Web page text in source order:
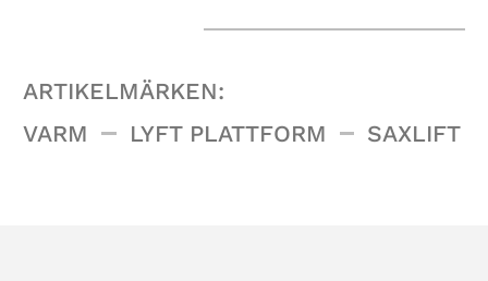
ARTIKELMÄRKEN:
VARM
LYFT PLATTFORM SAXLIFT